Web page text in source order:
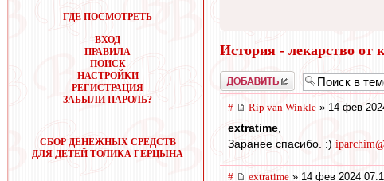
ГДЕ ПОСМОТРЕТЬ
ВХОД
ПРАВИЛА
ПОИСК
НАСТРОЙКИ
РЕГИСТРАЦИЯ
ЗАБЫЛИ ПАРОЛЬ?
СБОР ДЕНЕЖНЫХ СРЕДСТВ
ДЛЯ ДЕТЕЙ ТОЛИКА ГЕРЦЫНА
История - лекарство от
Добавить
# Rip van Winkle » 14 фев
extratime,
Заранее спасибо. :)
# extratime » 14 фев 2024